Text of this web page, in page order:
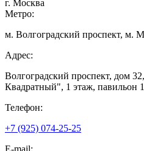
г. Москва
Метро:
м. Волгоградский проспект, м.
Адрес:
Волгоградский проспект, дом
Квадратный", 1 этаж, павильон
Телефон:
+7 (925) 074-25-25
E-mail: